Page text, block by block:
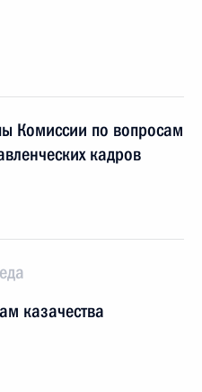
Комиссии по вопросам
кадров
казачества